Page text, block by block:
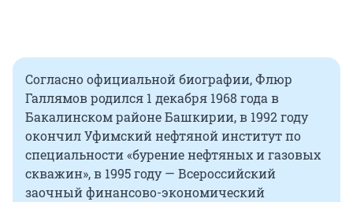
Согласно официальной биографии, Флюр
Галлямов родился 1 декабря 1968 года в
Бакалинском районе Башкирии, в 1992 году
окончил Уфимский нефтяной институт по
специальности «бурение нефтяных и газовых
скважин», в 1995 году — Всероссийский
заочный финансово-экономический